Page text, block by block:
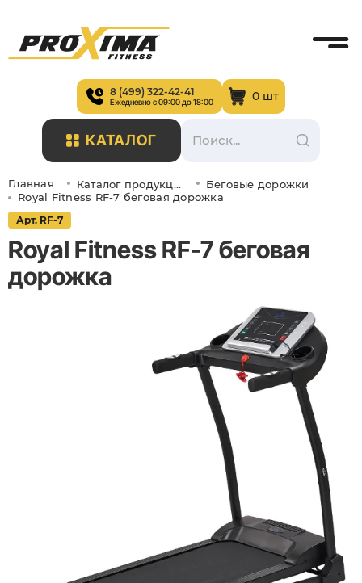
8 (499) 322-42-41
Ежедневно с 09:00 до 18:00 0 шт
КАТАЛОГ
Главная Каталог продукции
Беговые дорожки
Royal Fitness RF-7 беговая дорожка
Арт. RF-7
Royal Fitness RF-7 беговая
дорожка